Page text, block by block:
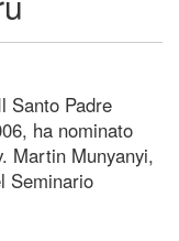
Santo Padre
ha nominato
Martin Munyanyi,
Seminario